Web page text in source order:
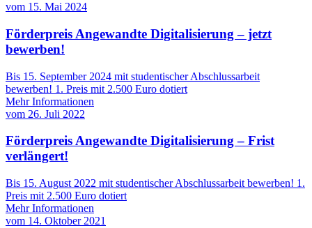
vom 15. Mai 2024
Förderpreis Angewandte Digitalisierung – jetzt
bewerben!
Bis 15. September 2024 mit studentischer Abschlussarbeit
bewerben! 1. Preis mit 2.500 Euro dotiert
Mehr Informationen
vom 26. Juli 2022
Förderpreis Angewandte Digitalisierung – Frist
verlängert!
Bis 15. August 2022 mit studentischer Abschlussarbeit bewerben! 1.
Preis mit 2.500 Euro dotiert
Mehr Informationen
vom 14. Oktober 2021